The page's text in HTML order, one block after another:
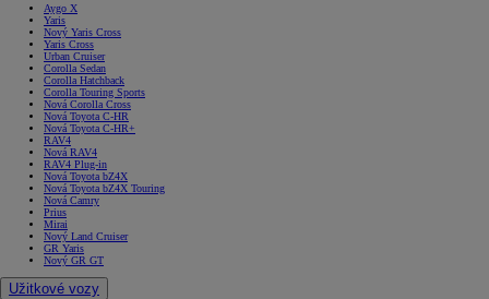
Aygo X
Yaris
Nový Yaris Cross
Yaris Cross
Urban Cruiser
Corolla Sedan
Corolla Hatchback
Corolla Touring Sports
Nová Corolla Cross
Nová Toyota C-HR
Nová Toyota C-HR+
RAV4
Nová RAV4
RAV4 Plug-in
Nová Toyota bZ4X
Nová Toyota bZ4X Touring
Nová Camry
Prius
Mirai
Nový Land Cruiser
GR Yaris
Nový GR GT
Užitkové vozy